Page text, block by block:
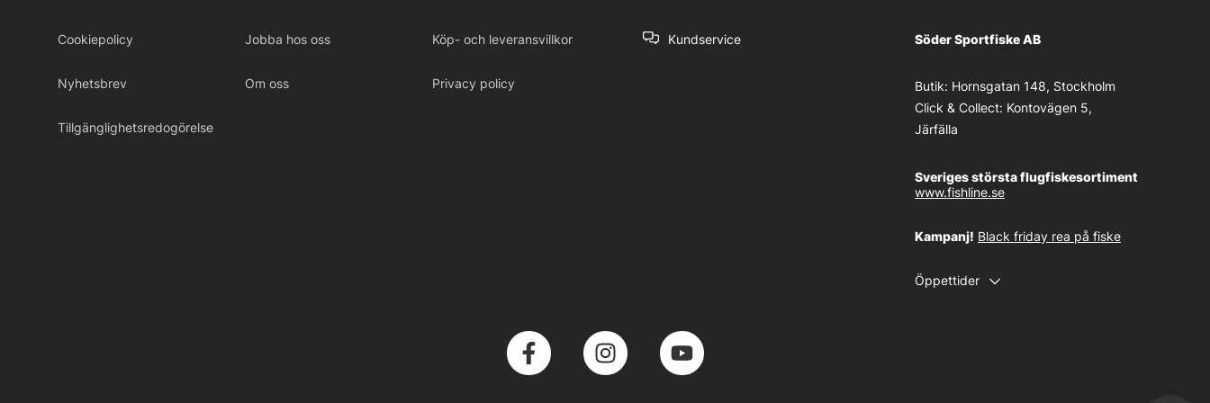
Cookiepolicy Jobba hos oss Köp- och leveransvillkor
Nyhetsbrev Om oss Privacy policy
Tillgänglighetsredogörelse
Kundservice Söder Sportfiske AB
Butik: Hornsgatan 148, Stockholm
Click & Collect: Kontovägen 5,
Järfälla
Sveriges största flugfiskesortiment
www.fishline.se
Kampanj! Black friday rea på fiske
Öppettider